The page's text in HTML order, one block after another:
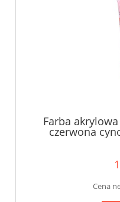
Farba
czerwona
Cena